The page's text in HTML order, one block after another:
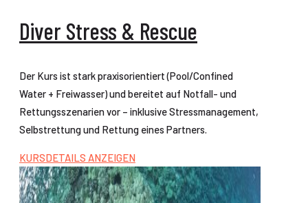
Diver Stress & Rescue
Der Kurs ist stark praxisorientiert (Pool/Confined
Water + Freiwasser) und bereitet auf Notfall- und
Rettungsszenarien vor – inklusive Stressmanagement,
Selbstrettung und Rettung eines Partners.
KURSDETAILS ANZEIGEN